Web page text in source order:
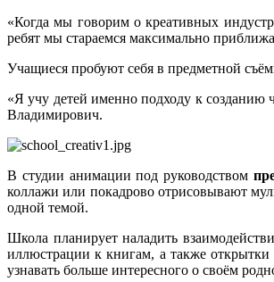
«Когда мы говорим о креативных
ребят мы стараемся максимально
Учащиеся пробуют себя в предметной
«Я учу детей именно подходу к созданию
Владимирович.
В студии анимации под руководством
коллажи или покадрово отрисовывают
одной темой.
Школа планирует наладить
иллюстрации к книгам, а также
узнавать больше интересного о своём